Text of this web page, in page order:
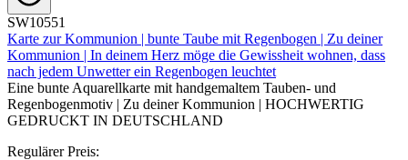
SW10551
Karte zur Kommunion | bunte Taube mit Regenbogen | Zu deiner
Kommunion | In deinem Herz möge die Gewissheit wohnen, dass
nach jedem Unwetter ein Regenbogen leuchtet
Eine bunte Aquarellkarte mit handgemaltem Tauben- und
Regenbogenmotiv | Zu deiner Kommunion | HOCHWERTIG
GEDRUCKT IN DEUTSCHLAND
Regulärer Preis: